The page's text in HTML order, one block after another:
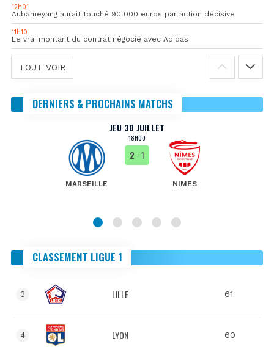
12h01
Aubameyang aurait touché 90 000 euros par action décisive
11h10
Le vrai montant du contrat négocié avec Adidas
TOUT VOIR
DERNIERS & PROCHAINS MATCHS
JEU 30 JUILLET
18H00
MARSEILLE
2 - 1
NIMES
CLASSEMENT LIGUE 1
3 LILLE 61
4 LYON 60